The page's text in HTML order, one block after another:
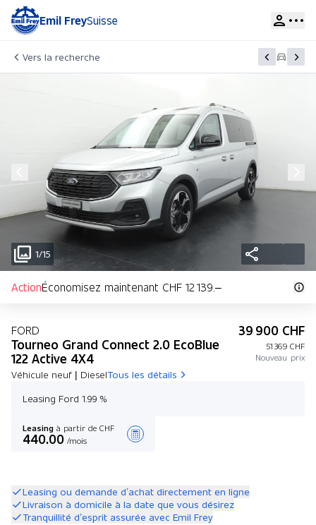
Emil FreySuisse
Vers la recherche
1/15
ActionÉconomisez maintenant CHF 12 139.–
FORD
Tourneo Grand Connect 2.0 EcoBlue
122 Active 4X4
Véhicule neuf | DieselTous les détails
39 900 CHF
51 369 CHF
Nouveau prix
Leasing Ford 1.99 %
Leasing à partir de CHF
440.00 /mois
Leasing ou demande d’achat directement en ligne
Livraison à domicile à la date que vous désirez
Tranquillité d’esprit assurée avec Emil Frey